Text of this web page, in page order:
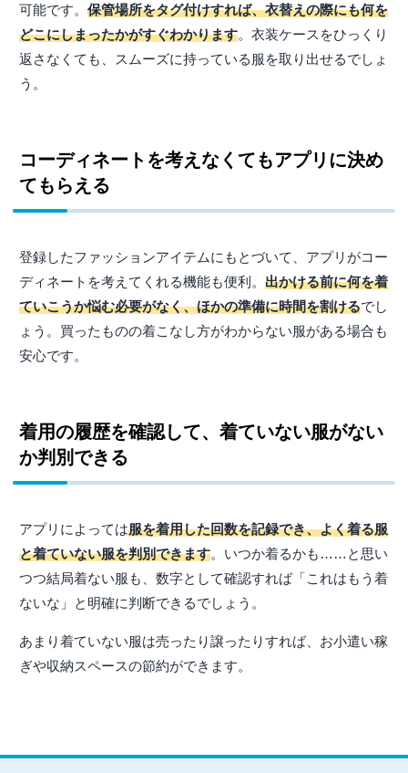
可能です。 保管場所をタグ付けすれば、衣替えの際にも何を
どこにしまったかがすぐわかります。衣装ケースをひっくり
返さなくても、スムーズに持っている服を取り出せるでしょ
う。
コーディネートを考えなくてもアプリに決め
てもらえる
登録したファッションアイテムにもとづいて、アプリがコー
ディネートを考えてくれる機能も便利。 出かける前に何を着
ていこうか悩む必要がなく、ほかの準備に時間を割けるでし
ょう。買ったものの着こなし方がわからない服がある場合も
安心です。
着用の履歴を確認して、着ていない服がない
か判別できる
アプリによっては服を着用した回数を記録でき、よく着る服
と着ていない服を判別できます。いつか着るかも……と思い
つつ結局着ない服も、数字として確認すれば「これはもう着
ないな」と明確に判断できるでしょう。
あまり着ていない服は売ったり譲ったりすれば、お小遣い稼
ぎや収納スペースの節約ができます。